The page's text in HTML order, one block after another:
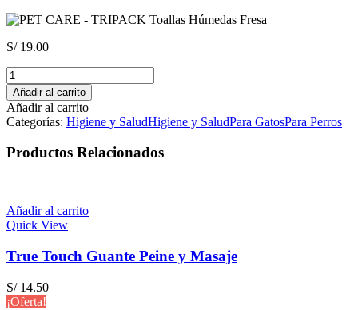
S/19.00
PET
CARE
-
TRIPACK
Toallas
Húmedas
Fresa
Añadir al carrito
Añadir al carrito
Categorías: Higiene y SaludHigiene y SaludPara GatosPara Perros
Productos Relacionados
Añadir al carrito
Quick View
True Touch Guante Peine y Masaje
S/14.50
¡Oferta!